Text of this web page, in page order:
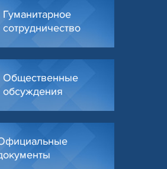
Гуманитарное
сотрудничество
Общественные
обсуждения